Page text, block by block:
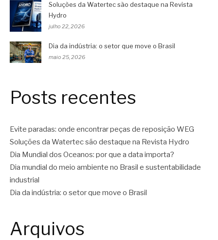
Soluções da Watertec são destaque na Revista
Hydro
julho 22, 2026
Dia da indústria: o setor que move o Brasil
maio 25, 2026
Posts recentes
Evite paradas: onde encontrar peças de reposição WEG
Soluções da Watertec são destaque na Revista Hydro
Dia Mundial dos Oceanos: por que a data importa?
Dia mundial do meio ambiente no Brasil e sustentabilidade
industrial
Dia da indústria: o setor que move o Brasil
Arquivos